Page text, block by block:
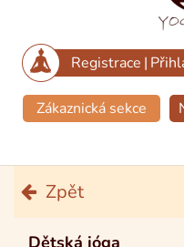
Registrace |
Zákaznická sekce
Zpět
Dětská jóga